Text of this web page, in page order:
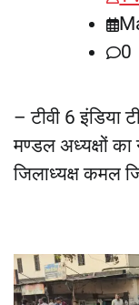
0
– टीवी 6 इंडिया
मण्डल अध्यक्षों का
जिलाध्यक्ष कमल